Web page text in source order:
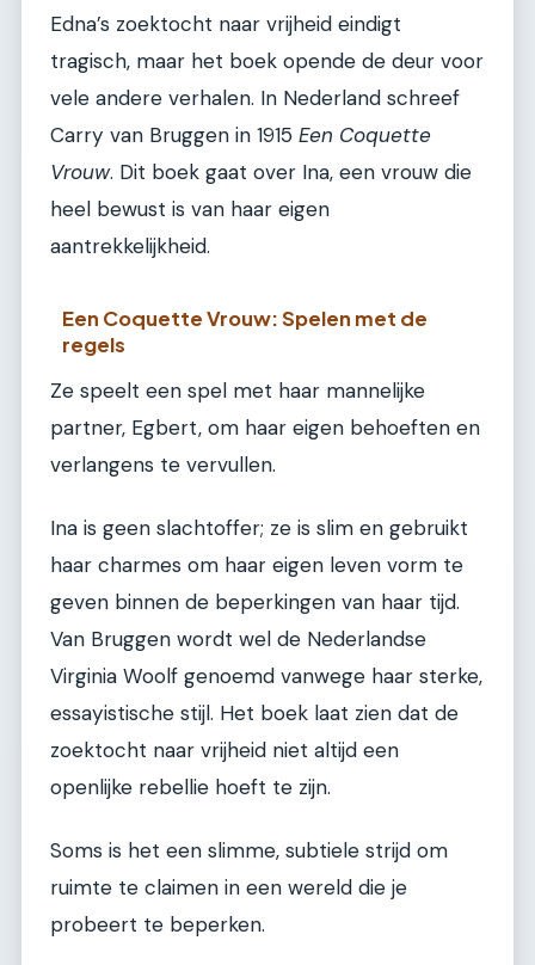
Edna’s zoektocht naar vrijheid eindigt
tragisch, maar het boek opende de deur voor
vele andere verhalen. In Nederland schreef
Carry van Bruggen in 1915 Een Coquette
Vrouw. Dit boek gaat over Ina, een vrouw die
heel bewust is van haar eigen
aantrekkelijkheid.
Een Coquette Vrouw: Spelen met de
regels
Ze speelt een spel met haar mannelijke
partner, Egbert, om haar eigen behoeften en
verlangens te vervullen.
Ina is geen slachtoffer; ze is slim en gebruikt
haar charmes om haar eigen leven vorm te
geven binnen de beperkingen van haar tijd.
Van Bruggen wordt wel de Nederlandse
Virginia Woolf genoemd vanwege haar sterke,
essayistische stijl. Het boek laat zien dat de
zoektocht naar vrijheid niet altijd een
openlijke rebellie hoeft te zijn.
Soms is het een slimme, subtiele strijd om
ruimte te claimen in een wereld die je
probeert te beperken.